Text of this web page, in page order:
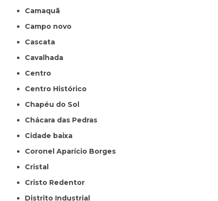
Camaquã
Campo novo
Cascata
Cavalhada
Centro
Centro Histórico
Chapéu do Sol
Chácara das Pedras
Cidade baixa
Coronel Aparício Borges
Cristal
Cristo Redentor
Distrito Industrial